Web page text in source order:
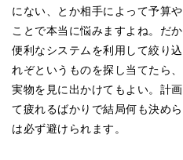
にない、とか相手によって予算
ことで本当に悩みますよね。だ
便利なシステムを利用して絞り
れぞというものを探し当てたら
実物を見に出かけてもよい。計
て疲れるばかりで結局何も決め
は必ず避けられます。